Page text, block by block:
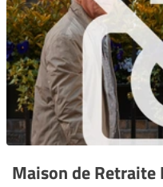
Maison de